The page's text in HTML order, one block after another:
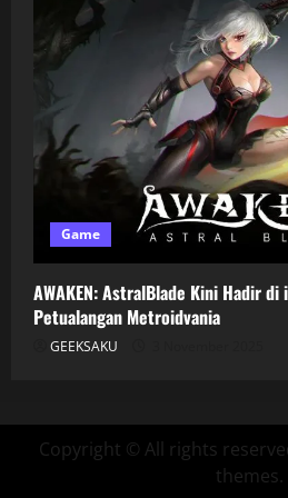
Game
AWAKEN: AstralBlade Kini Hadir di
Petualangan Metroidvania
GEEKSAKU
Copyright © All rights
themes.